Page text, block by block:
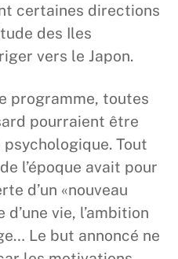
certaines directions
des Iles
vers le Japon.
programme, toutes
pourraient être
psychologique. Tout
l’époque avait pour
d’un «nouveau
d’une vie, l’ambition
Le but annoncé ne